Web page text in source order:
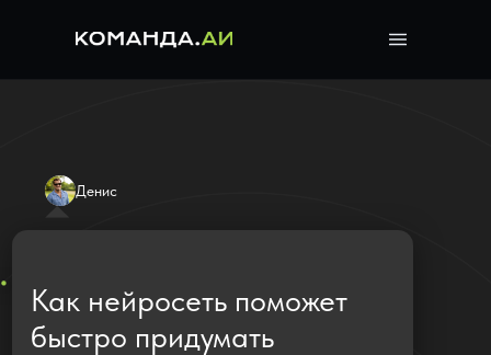
Как нейросеть поможет
быстро придумать
рекламы?
AI